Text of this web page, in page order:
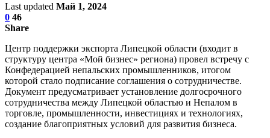
Last updated Май 1, 2024
0 46
Share
Центр поддержки экспорта Липецкой области (входит в
структуру центра «Мой бизнес» региона) провел встречу с
Конфедерацией непальских промышленников, итогом
которой стало подписание соглашения о сотрудничестве.
Документ предусматривает установление долгосрочного
сотрудничества между Липецкой областью и Непалом в
торговле, промышленности, инвестициях и технологиях,
создание благоприятных условий для развития бизнеса.